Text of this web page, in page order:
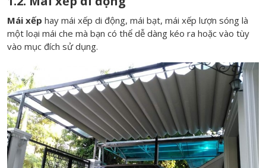
Mái xếp hay mái xếp di động, mái bạt, mái xếp lượn sóng là
một loại mái che mà bạn có thể dễ dàng kéo ra hoặc vào tùy
vào mục đích sử dụng.